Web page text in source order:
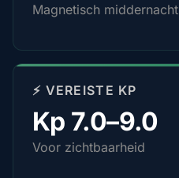
Magnetisch middernacht
⚡ VEREISTE KP
Kp 7.0–9.0
Voor zichtbaarheid